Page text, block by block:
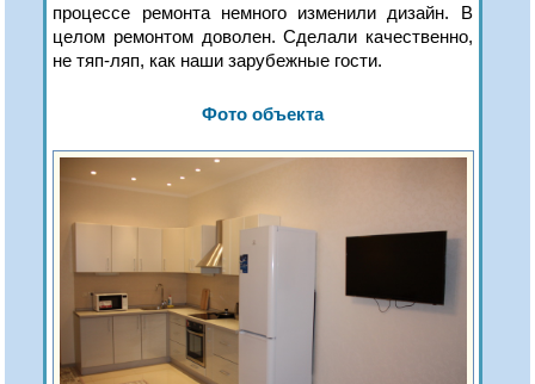
процессе ремонта немного изменили дизайн. В
целом ремонтом доволен. Сделали качественно,
не тяп-ляп, как наши зарубежные гости.
Фото объекта